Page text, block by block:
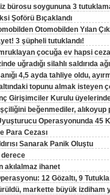
bürosu soygununa 3
Şoförü Bıçaklandı
Otomobilden Yılan
3 şüpheli tutuklandı!
çocuğa ev hapsi
uğradığı silahlı saldırıda
4,5 ayda tahliye oldu,
topunu almak isteyen
Girişimciler Kurulu
beğenmediler, alıkoyup
Operasyonunda 45
Para Cezası
Sanarak Panik Oluştu
derece
akılalmaz ihanet
12 Gözaltı, 9
markette büyük izdiham